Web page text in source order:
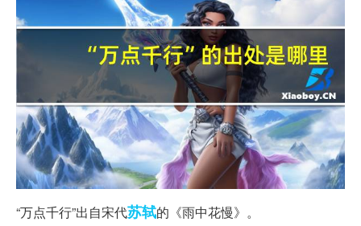
“万点千行”出自宋代苏轼的《雨中花慢》。